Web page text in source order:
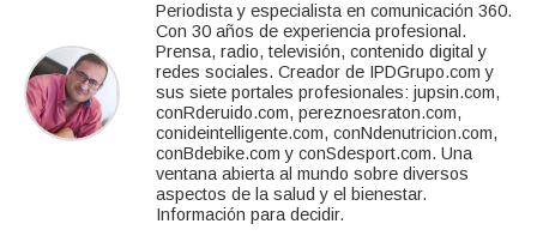
Periodista y especialista en comunicación 360.
Con 30 años de experiencia profesional.
Prensa, radio, televisión, contenido digital y
redes sociales. Creador de IPDGrupo.com y
sus siete portales profesionales: jupsin.com,
conRderuido.com, pereznoesraton.com,
conideintelligente.com, conNdenutricion.com,
conBdebike.com y conSdesport.com. Una
ventana abierta al mundo sobre diversos
aspectos de la salud y el bienestar.
Información para decidir.